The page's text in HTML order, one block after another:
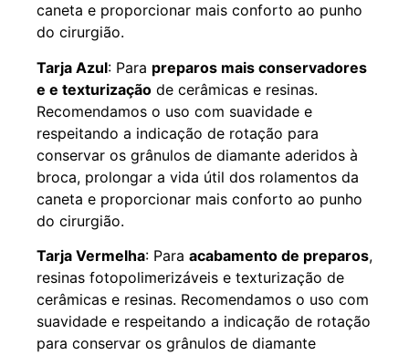
caneta e proporcionar mais conforto ao punho
do cirurgião.
Tarja Azul: Para preparos mais conservadores
e e texturização de cerâmicas e resinas.
Recomendamos o uso com suavidade e
respeitando a indicação de rotação para
conservar os grânulos de diamante aderidos à
broca, prolongar a vida útil dos rolamentos da
caneta e proporcionar mais conforto ao punho
do cirurgião.
Tarja Vermelha: Para acabamento de preparos,
resinas fotopolimerizáveis e texturização de
cerâmicas e resinas. Recomendamos o uso com
suavidade e respeitando a indicação de rotação
para conservar os grânulos de diamante